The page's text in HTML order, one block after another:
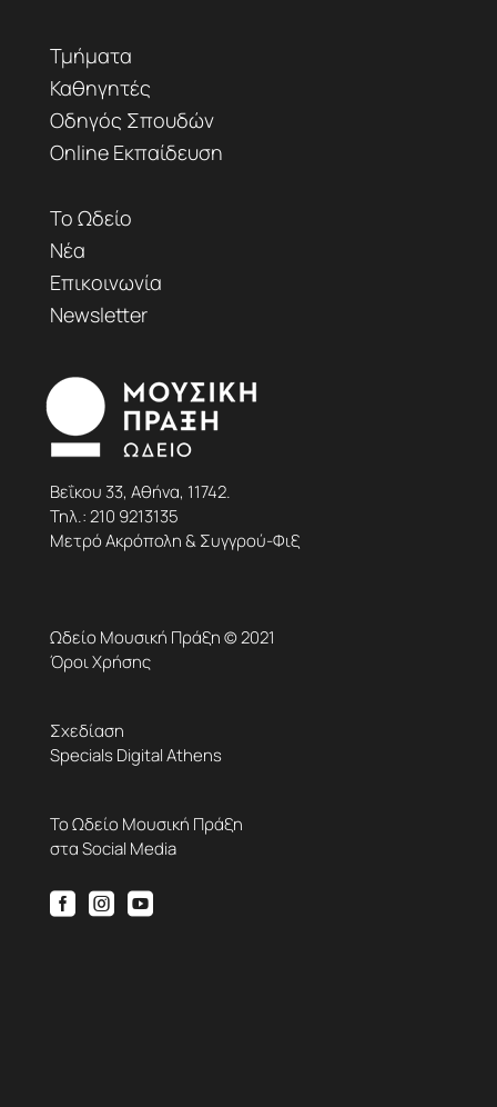
Τμήματα
Καθηγητές
Οδηγός Σπουδών
Online Εκπαίδευση
Το Ωδείο
Νέα
Επικοινωνία
Newsletter
Βεΐκου 33, Αθήνα, 11742.
Τηλ.:210 9213135
Μετρό Ακρόπολη & Συγγρού-Φιξ
Ωδείο Μουσική Πράξη © 2021
Όροι Χρήσης
Σχεδίαση
Specials Digital Athens
Το Ωδείο Μουσική Πράξη
στα Social Media
  